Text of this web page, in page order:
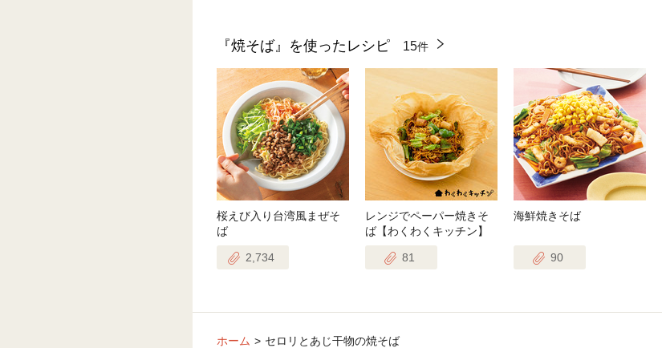
『焼そば』を使ったレシピ 15件
桜えび入り台湾風まぜそ
ば
2,734
レンジでペーパー焼きそ
ば【わくわくキッチン】
81
海鮮焼きそば
90
ホーム セロリとあじ干物の焼そば